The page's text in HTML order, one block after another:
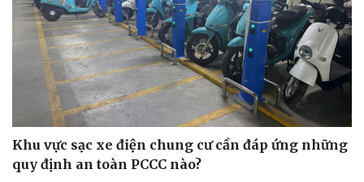
Khu vực sạc xe điện chung cư cần đáp ứng những
quy định an toàn PCCC nào?